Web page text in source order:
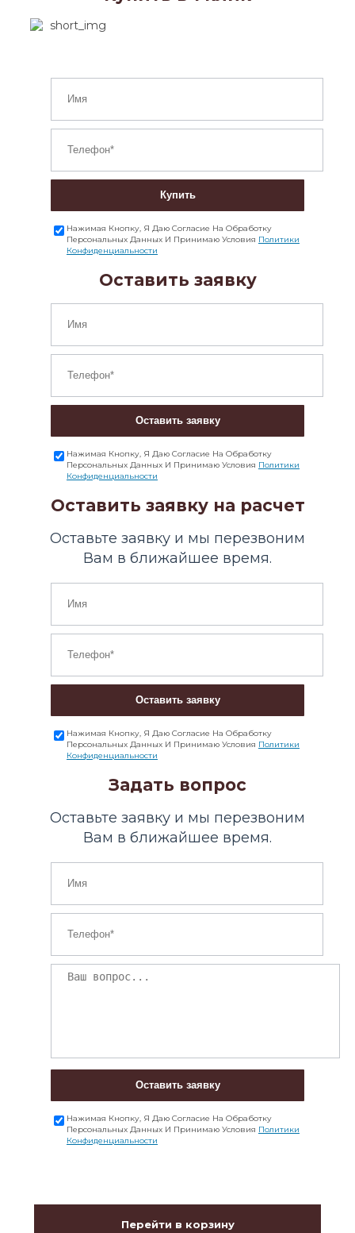
Купить
Нажимая Кнопку, Я Даю Согласие На Обработку
Персональных Данных И Принимаю Условия Политики
Конфиденциальности
Оставить заявку
Оставить заявку
Нажимая Кнопку, Я Даю Согласие На Обработку
Персональных Данных И Принимаю Условия Политики
Конфиденциальности
Оставить заявку на расчет
Оставьте заявку и мы перезвоним
Вам в ближайшее время.
Оставить заявку
Нажимая Кнопку, Я Даю Согласие На Обработку
Персональных Данных И Принимаю Условия Политики
Конфиденциальности
Задать вопрос
Оставьте заявку и мы перезвоним
Вам в ближайшее время.
Оставить заявку
Нажимая Кнопку, Я Даю Согласие На Обработку
Персональных Данных И Принимаю Условия Политики
Конфиденциальности
Перейти в корзину